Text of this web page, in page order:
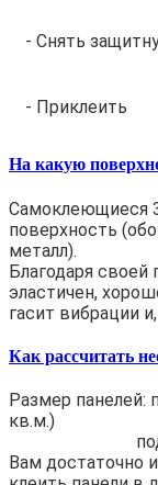
- Снять
- Приклеить
На какую
Самоклеющиеся
поверхность
металл).
Благодаря своей
эластичен,
гасит вибрации
Как рассчитать
Размер панелей:
кв.м.)
под дерево
Вам достаточно